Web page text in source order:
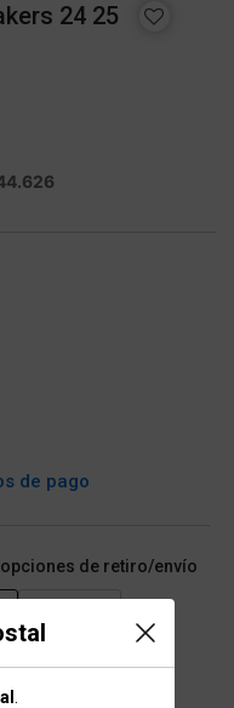
24 25
de pago
de retiro/envío